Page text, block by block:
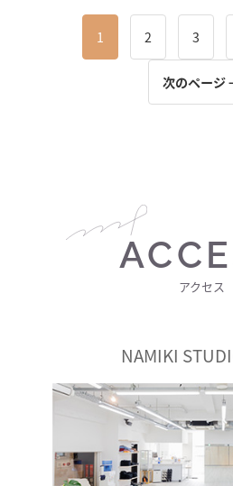
1 2 3
次のページ
アクセス
NAMIKI